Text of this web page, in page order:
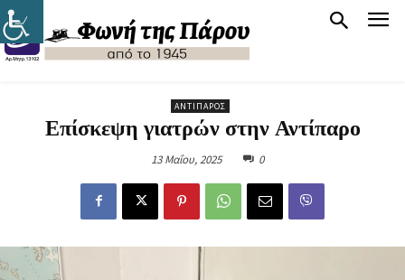
ΑΝΤΊΠΑΡΟΣ
Επίσκεψη γιατρών στην Αντίπαρο
13 Μαΐου, 2025 0